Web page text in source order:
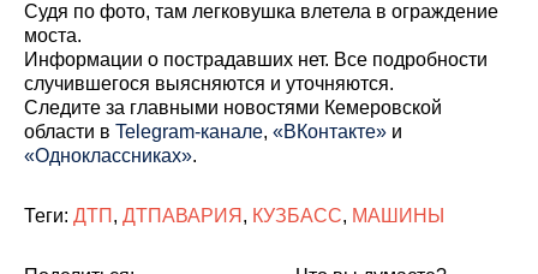
Судя по фото, там легковушка влетела в ограждение
моста.
Информации о пострадавших нет. Все подробности
случившегося выясняются и уточняются.
Cледите за главными новостями Кемеровской
области в Telegram-канале, «ВКонтакте» и
«Одноклассниках».
Теги: ДТП , ДТПАВАРИЯ , КУЗБАСС, МАШИНЫ